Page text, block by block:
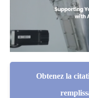
Obtenez la